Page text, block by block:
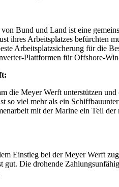
Bund und Land ist eine
ihres Arbeitsplatzes befürchten
Arbeitsplatzsicherung für die
Plattformen für Offshore-
die Meyer Werft unterstützen
so viel mehr als ein
mit der Marine ein Teil
Einstieg bei der Meyer Werft
Die drohende